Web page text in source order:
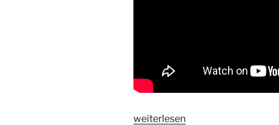
„Yahweh“
weiterlesen